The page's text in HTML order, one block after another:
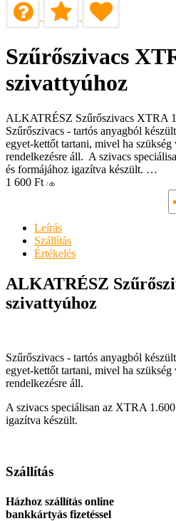
Szűrőszivacs
szivattyúhoz
ALKATRÉSZ Szűrőszivacs XTRA
Szűrőszivacs - tartós anyagból
egyet-kettőt tartani, mivel ha szükség
rendelkezésre áll. A szivacs
és formájához igazítva készült. …
1 600 Ft / db
Leírás
Szállítás
Értékelés
ALKATRÉSZ
szivattyúhoz
Szűrőszivacs - tartós anyagból
egyet-kettőt tartani, mivel ha szükség
rendelkezésre áll.
A szivacs speciálisan az XTRA
igazítva készült.
Szállítás
Házhoz szállítás online
bankkártyás fizetéssel